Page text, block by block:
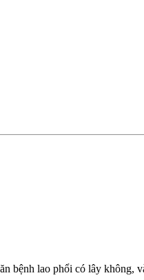
bệnh lao phổi có lây không,